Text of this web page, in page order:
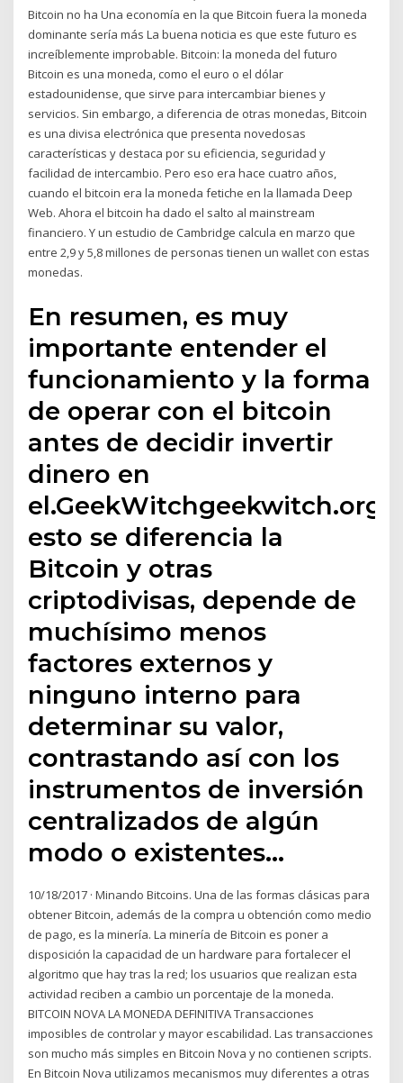
Bitcoin no ha Una economía en la que Bitcoin fuera la moneda
dominante sería más La buena noticia es que este futuro es
increíblemente improbable. Bitcoin: la moneda del futuro
Bitcoin es una moneda, como el euro o el dólar
estadounidense, que sirve para intercambiar bienes y
servicios. Sin embargo, a diferencia de otras monedas, Bitcoin
es una divisa electrónica que presenta novedosas
características y destaca por su eficiencia, seguridad y
facilidad de intercambio. Pero eso era hace cuatro años,
cuando el bitcoin era la moneda fetiche en la llamada Deep
Web. Ahora el bitcoin ha dado el salto al mainstream
financiero. Y un estudio de Cambridge calcula en marzo que
entre 2,9 y 5,8 millones de personas tienen un wallet con estas
monedas.
En resumen, es muy
importante entender el
funcionamiento y la forma
de operar con el bitcoin
antes de decidir invertir
dinero en
esto se diferencia la
Bitcoin y otras
criptodivisas, depende de
muchísimo menos
factores externos y
ninguno interno para
determinar su valor,
contrastando así con los
instrumentos de inversión
centralizados de algún
modo o existentes…
10/18/2017 · Minando Bitcoins. Una de las formas clásicas para
obtener Bitcoin, además de la compra u obtención como medio
de pago, es la minería. La minería de Bitcoin es poner a
disposición la capacidad de un hardware para fortalecer el
algoritmo que hay tras la red; los usuarios que realizan esta
actividad reciben a cambio un porcentaje de la moneda.
BITCOIN NOVA LA MONEDA DEFINITIVA Transacciones
imposibles de controlar y mayor escabilidad. Las transacciones
son mucho más simples en Bitcoin Nova y no contienen scripts.
En Bitcoin Nova utilizamos mecanismos muy diferentes a otras